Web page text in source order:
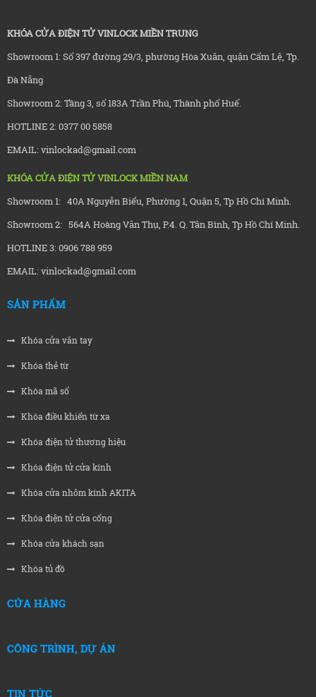
KHÓA CỬA ĐIỆN TỬ VINLOCK MIỀN TRUNG
Showroom 1: Số 397 đường 29/3, phường Hòa Xuân, quận Cẩm Lệ, Tp.
Đà Nẵng
Showroom 2: Tầng 3, số 183A Trần Phú, Thành phố Huế.
HOTLINE 2: 0377 00 5858
EMAIL: vinlockad@gmail.com
KHÓA CỬA ĐIỆN TỬ VINLOCK MIỀN NAM
Showroom 1: 40A Nguyễn Biểu, Phường 1, Quận 5, Tp Hồ Chí Minh.
Showroom 2: 564A Hoàng Văn Thụ, P.4. Q. Tân Bình, Tp Hồ Chí Minh.
HOTLINE 3: 0906 788 959
EMAIL: vinlockad@gmail.com
SẢN PHẨM
Khóa cửa vân tay
Khóa thẻ từ
Khóa mã số
Khóa điều khiển từ xa
Khóa điện tử thương hiệu
Khóa điện tử cửa kính
Khóa cửa nhôm kính AKITA
Khóa điện tử cửa cổng
Khóa cửa khách sạn
Khóa tủ đồ
CỬA HÀNG
CÔNG TRÌNH, DỰ ÁN
TIN TỨC